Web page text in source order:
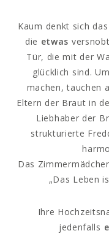
Kaum denkt sich
die etwas
Tür, die mit der
glücklich sind.
machen, tauchen
Eltern der Braut in
Liebhaber der
strukturierte
Das
„Das Leben
Ihre
jedenfalls